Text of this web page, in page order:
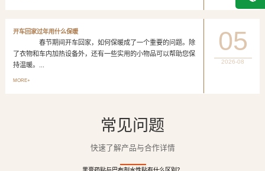
开车回家过年用什么保暖
春节期间开车回家，如何保暖成了一个重要的问题。除
了衣物和车内加热设备外，还有一些实用的小物品可以帮助您保
持温暖。...
MORE+
05
2026-08
常见问题
快速了解产品与合作详情